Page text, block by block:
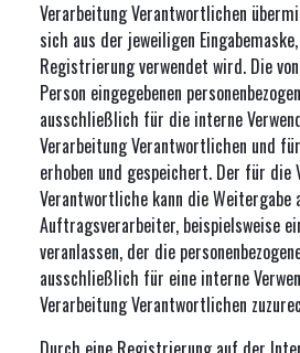
Verarbeitung Verantwortlichen
sich aus der jeweiligen
Registrierung verwendet wird. Die
Person eingegebenen
ausschließlich für die interne
Verarbeitung Verantwortlichen und
erhoben und gespeichert. Der für die
Verantwortliche kann die Weitergabe
Auftragsverarbeiter, beispielsweise
veranlassen, der die
ausschließlich für eine interne
Verarbeitung Verantwortlichen